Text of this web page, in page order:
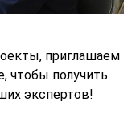
приглашаем
чтобы получить
экспертов!